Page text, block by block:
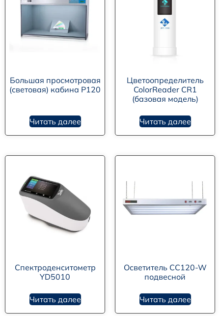
Большая просмотровая
(световая) кабина P120
Читать далее
Цветоопределитель
ColorReader CR1
(базовая модель)
Читать далее
Спектроденситометр
YD5010
Читать далее
Осветитель CC120-W
подвесной
Читать далее